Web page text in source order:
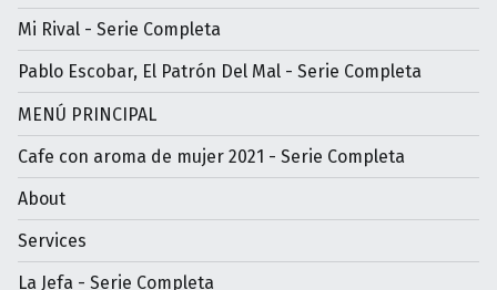
Mi Rival - Serie Completa
Pablo Escobar, El Patrón Del Mal - Serie Completa
MENÚ PRINCIPAL
Cafe con aroma de mujer 2021 - Serie Completa
About
Services
La Jefa - Serie Completa